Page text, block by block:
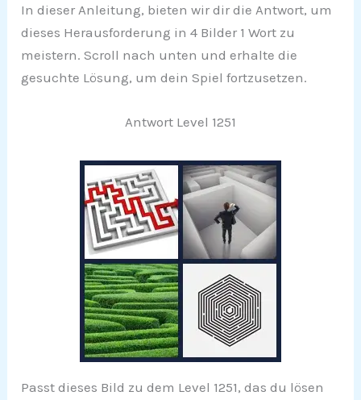
In dieser Anleitung, bieten wir dir die Antwort, um
dieses Herausforderung in 4 Bilder 1 Wort zu
meistern. Scroll nach unten und erhalte die
gesuchte Lösung, um dein Spiel fortzusetzen.
Antwort Level 1251
Passt dieses Bild zu dem Level 1251, das du lösen